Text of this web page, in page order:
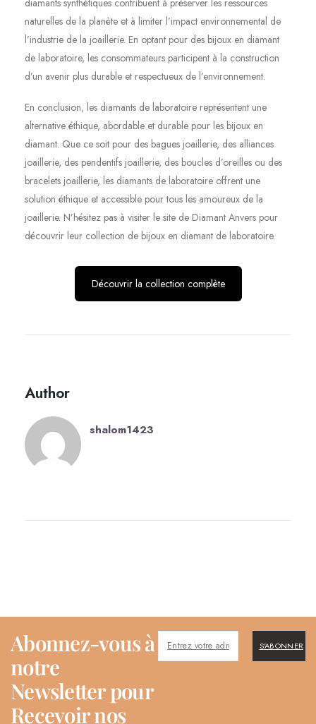
diamants synthétiques contribuent à préserver les ressources
naturelles de la planète et à limiter l’impact environnemental de
l’industrie de la joaillerie. En optant pour des bijoux en diamant
de laboratoire, les consommateurs participent à la construction
d’un avenir plus durable et respectueux de l’environnement.
En conclusion, les diamants de laboratoire représentent une
alternative éthique, abordable et durable pour les bijoux en
diamant. Que ce soit pour des bagues joaillerie, des alliances
joaillerie, des pendentifs joaillerie, des boucles d’oreilles ou des
bracelets joaillerie, les diamants de laboratoire offrent une
solution éthique et accessible pour tous les amoureux de la
joaillerie. N’hésitez pas à visiter le site de Diamant Anvers pour
découvrir leur collection de bijoux en diamant de laboratoire.
Découvrir la collection complète
Author
shalom1423
Abonnez-vous à
notre
Newsletter pour
Recevoir nos
S'ABONNER